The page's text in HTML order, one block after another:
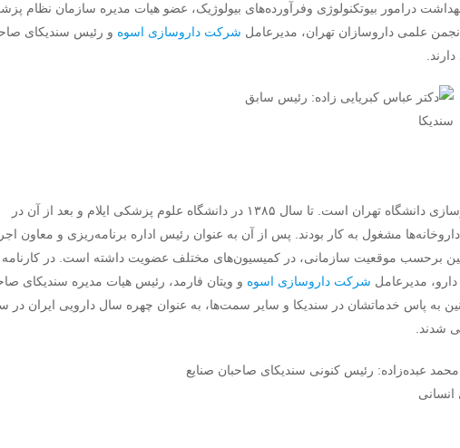
درامور بیوتکنولوژی وفرآورده‌های بیولوژیک، عضو هیات مدیره سازمان نظام
علمی داروسازان تهران، مدیرعامل شرکت داروسازی اسوه و رئیس سندیکای
ایشان فارغ التحصیل سال ۱۳۷۵ دانشکده داروسازی دانشگاه تهران است. تا سال ۱۳۸۵ در دانشگاه علوم پزشکی ایلام و بعد از آن در
مشغول به کار بودند. پس از آن به عنوان رئیس اداره برنامه‌ریزی و معاون
برحسب موقعیت سازمانی، در کمیسیون‌های مختلف عضویت داشته است. در کارنامه
مدیرعامل شرکت داروسازی اسوه و ویتان فارمد، رئیس هیات مدیره سندیکای
به پاس خدماتشان در سندیکا و سایر سمت‌ها، به عنوان چهره سال دارویی ایران در